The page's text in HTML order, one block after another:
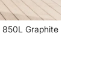
850L Graphite